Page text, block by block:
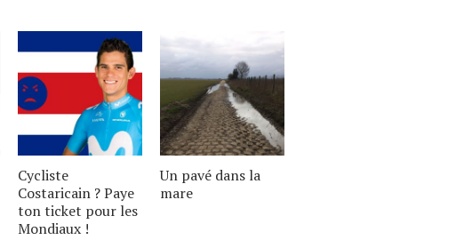
Cycliste
Costaricain ? Paye
ton ticket pour les
Mondiaux !
Un pavé dans la
mare